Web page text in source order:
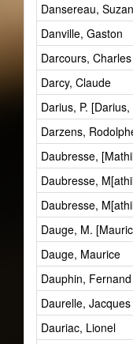
Dansereau,
Danville, Gaston
Darcours, Charles
Darcy, Claude
Darius, P.
Darzens,
Daubresse,
Daubresse,
Daubresse,
Dauge, M.
Dauge, Maurice
Dauphin, Fernand
Daurelle, Jacques
Dauriac, Lionel